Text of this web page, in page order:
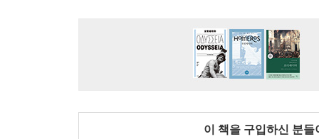
이 책을 구입하신 분